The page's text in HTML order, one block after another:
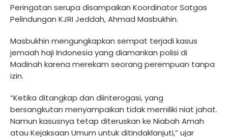
Peringatan serupa disampaikan Koordinator Satgas
Pelindungan KJRI Jeddah, Ahmad Masbukhin.
Masbukhin mengungkapkan sempat terjadi kasus
jemaah haji Indonesia yang diamankan polisi di
Madinah karena merekam seorang perempuan tanpa
izin.
“Ketika ditangkap dan diinterogasi, yang
bersangkutan menyampaikan tidak memiliki niat jahat.
Namun kasusnya tetap diteruskan ke Niabah Amah
atau Kejaksaan Umum untuk ditindaklanjuti,” ujar